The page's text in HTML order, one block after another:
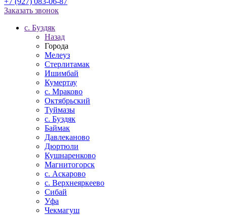
Заказать звонок
c. Буздяк
Назад
Города
Мелеуз
Стерлитамак
Ишимбай
Кумертау
c. Мраково
Октябрьский
Туймазы
c. Буздяк
Баймак
Давлеканово
Дюртюли
Кушнаренково
Магнитогорск
с. Аскарово
с. Верхнеяркеево
Сибай
Уфа
Чекмагуш